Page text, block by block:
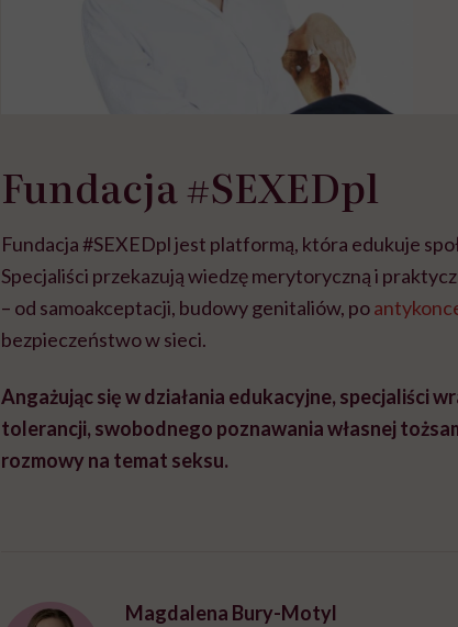
Fundacja #SEXEDpl
Fundacja #SEXEDpl jest platformą, która edukuje
Specjaliści przekazują wiedzę merytoryczną i
– od samoakceptacji, budowy genitaliów, po
bezpieczeństwo w sieci.
Angażując się w działania edukacyjne, specjaliści
tolerancji, swobodnego poznawania własnej
rozmowy na temat seksu.
Magdalena Bury-Motyl